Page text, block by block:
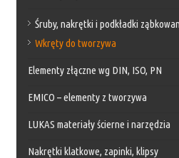
Śruby, nakrętki i podkładki
Wkręty do tworzywa
Elementy złączne wg DIN, ISO, PN
EMICO – elementy z tworzywa
LUKAS materiały ścierne i narzędzia
Nakrętki klatkowe, zapinki, klipsy